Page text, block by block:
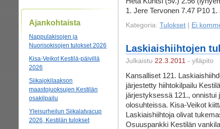
Ajankohtaista
Nappulakisojen ja
Nuorisokisojen tulokset 2026
Kisa-Veikot Kestilä-päivillä
2026
Siikajokilaakson
maastojuoksujen Kestilän
osakilpailu
Yleisurheilun Siikalatvacup
2026, Kestilän tulokset
1. Jere Tervonen 7.47 P10
Kategoria: Tulokset Ei
Laskiaishiihtojen
Julkaistu 22.3.2011 - ylläpito
Kansalliset 121.
järjestetty hiihtokilpailu
järjestyksessä 121., onnistui
olosuhteissa. Kisa-Veikot
Laskiaishiihtoja olivat
Osuuspankki Kestilän